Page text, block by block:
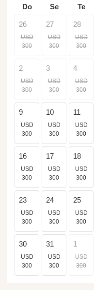
Do Se Te
26
USD
300
27
USD
300
28
USD
300
2
USD
300
3
USD
300
4
USD
300
9
USD
300
10
USD
300
11
USD
300
16
USD
300
17
USD
300
18
USD
300
23
USD
300
24
USD
300
25
USD
300
30
USD
300
31
USD
300
1
USD
300